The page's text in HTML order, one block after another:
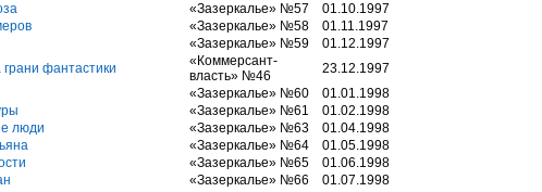
«Зазеркалье» №57
01.10.1997
«Зазеркалье» №58
01.11.1997
«Зазеркалье» №59
01.12.1997
фантастики
«Коммерсант-
власть» №46
23.12.1997
«Зазеркалье» №60
01.01.1998
«Зазеркалье» №61
01.02.1998
люди
«Зазеркалье» №63
01.04.1998
«Зазеркалье» №64
01.05.1998
«Зазеркалье» №65
01.06.1998
«Зазеркалье» №66
01.07.1998